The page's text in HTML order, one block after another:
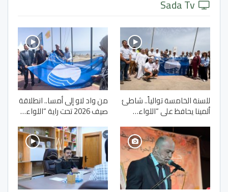
للسنة الخامسة توالياً.. شاطئ
ألمينا يحافظ على “اللواء…
من واد لاو إلى أمسا.. انطلاقة
صيف 2026 تحت راية “اللواء…